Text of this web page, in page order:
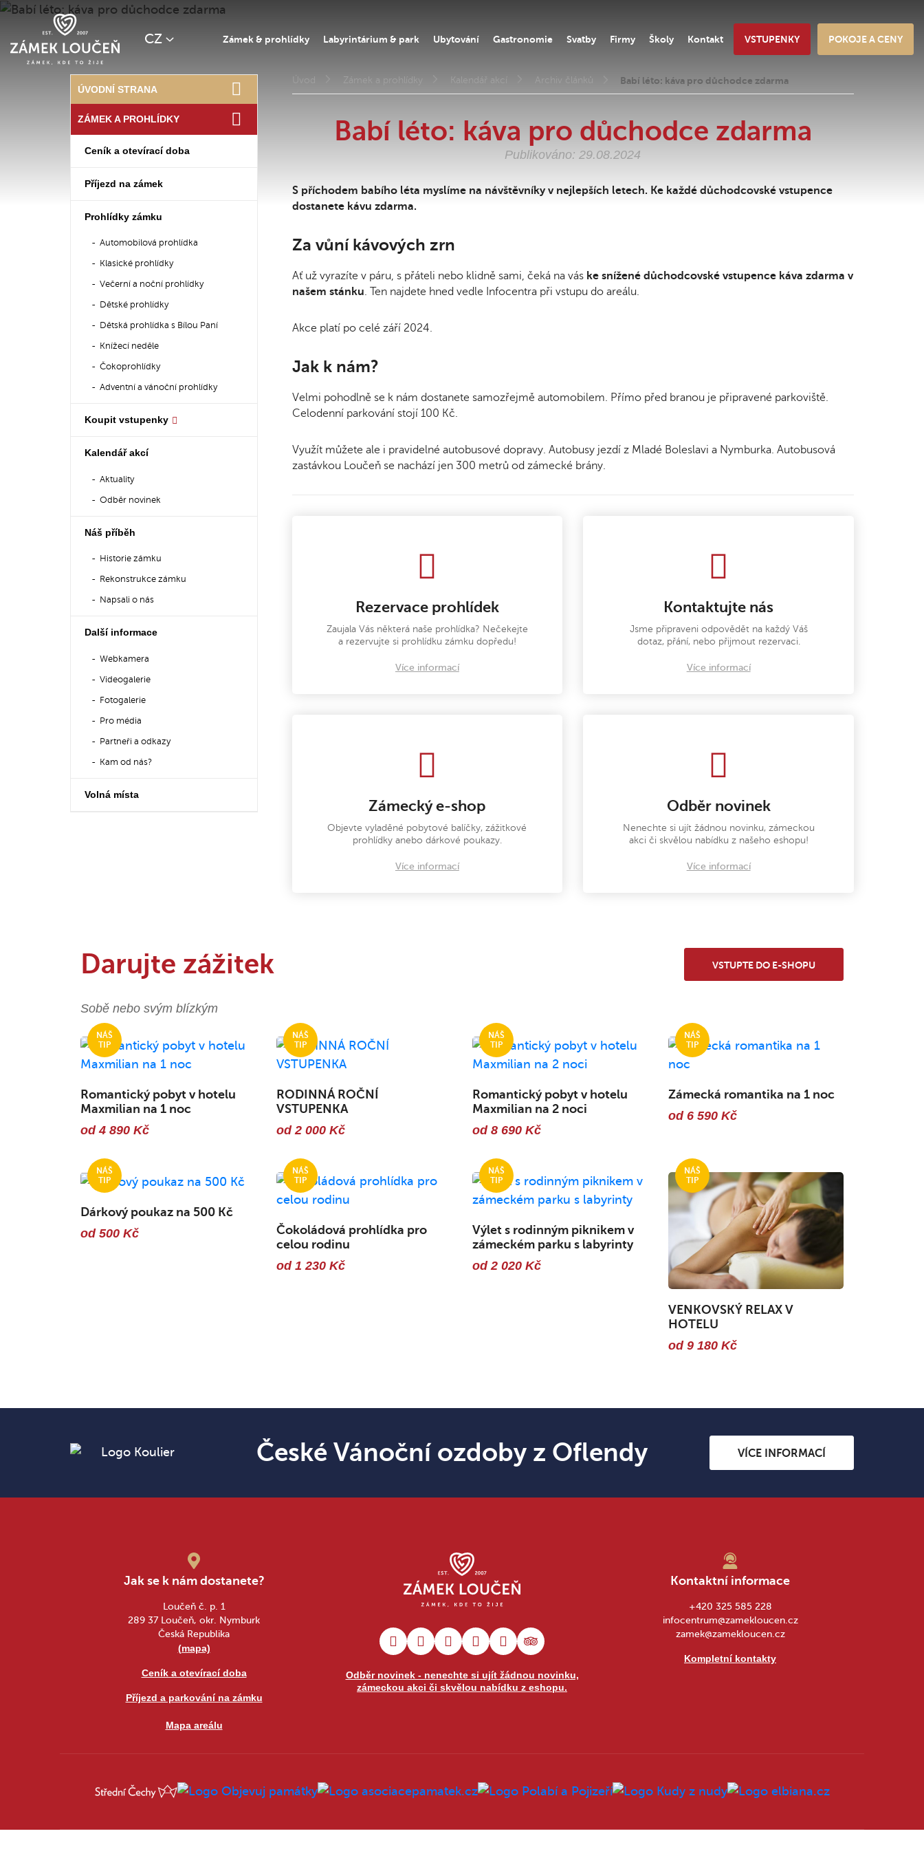
CZ VSTUPENKY POKOJE A CENY
Zámek & prohlídky Labyrintárium & park Ubytování Gastronomie Svatby Firmy Školy Kontakt
Úvod Zámek a prohlídky Kalendář akcí Archiv článků Babí léto: káva pro důchodce zdarma
Babí léto: káva pro důchodce zdarma
Publikováno: 29.08.2024
S příchodem babího léta myslíme na návštěvníky v nejlepších letech. Ke každé důchodcovské vstupence
dostanete kávu zdarma.
Za vůní kávových zrn
Ať už vyrazíte v páru, s přáteli nebo klidně sami, čeká na vás ke snížené důchodcovské vstupence káva zdarma v
našem stánku. Ten najdete hned vedle Infocentra při vstupu do areálu.
Akce platí po celé září 2024.
Jak k nám?
Velmi pohodlně se k nám dostanete samozřejmě automobilem. Přímo před branou je připravené parkoviště.
Celodenní parkování stojí 100 Kč.
Využít můžete ale i pravidelné autobusové dopravy. Autobusy jezdí z Mladé Boleslavi a Nymburka. Autobusová
zastávkou Loučeň se nachází jen 300 metrů od zámecké brány.
Rezervace prohlídek
Zaujala Vás některá naše prohlídka? Nečekejte
a rezervujte si prohlídku zámku dopředu!
Více informací
Kontaktujte nás
Jsme připraveni odpovědět na každý Váš
dotaz, přání, nebo přijmout rezervaci.
Více informací
Zámecký e-shop
Objevte vyladěné pobytové balíčky, zážitkové
prohlídky anebo dárkové poukazy.
Více informací
Odběr novinek
Nenechte si ujít žádnou novinku, zámeckou
akci či skvělou nabídku z našeho eshopu!
Více informací
ÚVODNÍ STRANA
ZÁMEK A PROHLÍDKY
Ceník a otevírací doba
Příjezd na zámek
Prohlídky zámku
Automobilová prohlídka
Klasické prohlídky
Večerní a noční prohlídky
Dětské prohlídky
Dětská prohlídka s Bílou Paní
Knížecí neděle
Čokoprohlídky
Adventní a vánoční prohlídky
Koupit vstupenky
Kalendář akcí
Aktuality
Odběr novinek
Náš příběh
Historie zámku
Rekonstrukce zámku
Napsali o nás
Další informace
Webkamera
Videogalerie
Fotogalerie
Pro média
Partneři a odkazy
Kam od nás?
Volná místa
Darujte zážitek
Sobě nebo svým blízkým
Romantický pobyt v hotelu
Maxmilian na 1 noc
od 4 890 Kč
RODINNÁ ROČNÍ
VSTUPENKA
od 2 000 Kč
Romantický pobyt v hotelu
Maxmilian na 2 noci
od 8 690 Kč
Zámecká romantika na 1 noc
od 6 590 Kč
Dárkový poukaz na 500 Kč
od 500 Kč
Čokoládová prohlídka pro
celou rodinu
od 1 230 Kč
Výlet s rodinným piknikem v
zámeckém parku s labyrinty
od 2 020 Kč
VENKOVSKÝ RELAX V
HOTELU
od 9 180 Kč
VSTUPTE DO E-SHOPU
České Vánoční ozdoby z Oflendy VÍCE INFORMACÍ
Jak se k nám dostanete?
Loučeň č. p. 1
289 37 Loučeň, okr. Nymburk
Česká Republika
(mapa)
Ceník a otevírací doba
Příjezd a parkování na zámku
Mapa areálu
Odběr novinek - nenechte si ujít žádnou novinku,
zámeckou akci či skvělou nabídku z eshopu.
Kontaktní informace
+420 325 585 228
infocentrum@zamekloucen.cz
zamek@zamekloucen.cz
Kompletní kontakty